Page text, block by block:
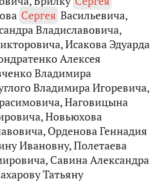
Сергея Васильевича,
Владиславовича,
Исакова Эдуарда
Алексея
Владимира
Владимира Игоревича,
Наговицына
Новьюхова
Орденова Геннадия
Ивановну, Полетаева
Савина Александра
Татьяну